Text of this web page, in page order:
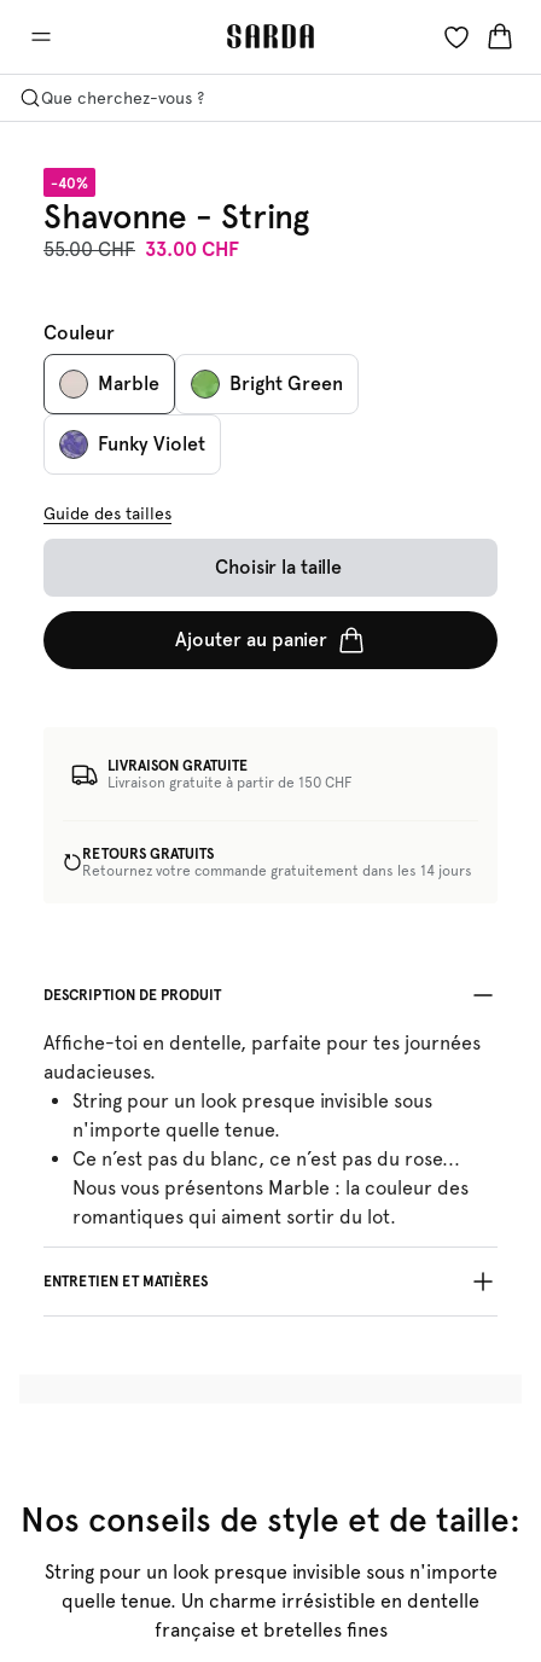
Que cherchez-vous ?
-40%
Shavonne - String
55.00 CHF 33.00 CHF
Couleur
Marble Bright Green
Funky Violet
Guide des tailles
Choisir la taille
Ajouter au panier
LIVRAISON GRATUITE
Livraison gratuite à partir de 150 CHF
RETOURS GRATUITS
Retournez votre commande gratuitement dans les 14 jours
DESCRIPTION DE PRODUIT
Affiche-toi en dentelle, parfaite pour tes journées
audacieuses.
String pour un look presque invisible sous
n'importe quelle tenue.
Ce n’est pas du blanc, ce n’est pas du rose...
Nous vous présentons Marble : la couleur des
romantiques qui aiment sortir du lot.
ENTRETIEN ET MATIÈRES
Coton:10%, Polyamide:68%, Elasthanne:22%
Nos conseils de style et de taille:
String pour un look presque invisible sous n'importe
quelle tenue. Un charme irrésistible en dentelle
française et bretelles fines